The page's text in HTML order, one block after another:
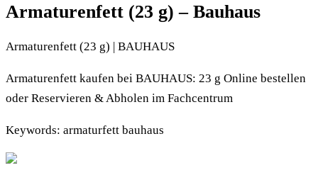
Armaturenfett (23 g) – Bauhaus
Armaturenfett (23 g) | BAUHAUS
Armaturenfett kaufen bei BAUHAUS: 23 g Online bestellen
oder Reservieren & Abholen im Fachcentrum
Keywords: armaturfett bauhaus